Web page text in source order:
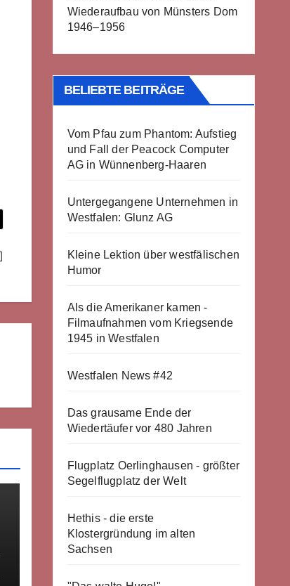
Wiederaufbau von Münsters Dom
1946–1956
BELIEBTE BEITRÄGE
Vom Pfau zum Phantom: Aufstieg
und Fall der Peacock Computer
AG in Wünnenberg-Haaren
Untergegangene Unternehmen in
Westfalen: Glunz AG
Kleine Lektion über westfälischen
Humor
Als die Amerikaner kamen -
Filmaufnahmen vom Kriegsende
1945 in Westfalen
Westfalen News #42
Das grausame Ende der
Wiedertäufer vor 480 Jahren
Flugplatz Oerlinghausen - größter
Segelflugplatz der Welt
Hethis - die erste
Klostergründung im alten
Sachsen